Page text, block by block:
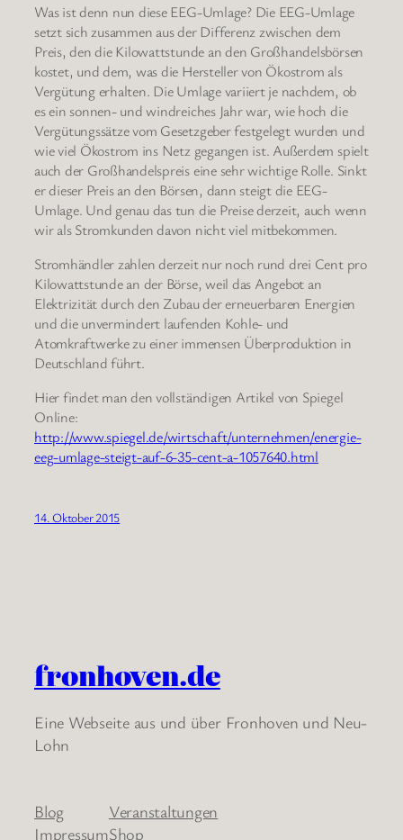
Was ist denn nun diese EEG-Umlage? Die EEG-Umlage
setzt sich zusammen aus der Differenz zwischen dem
Preis, den die Kilowattstunde an den Großhandelsbörsen
kostet, und dem, was die Hersteller von Ökostrom als
Vergütung erhalten. Die Umlage variiert je nachdem, ob
es ein sonnen- und windreiches Jahr war, wie hoch die
Vergütungssätze vom Gesetzgeber festgelegt wurden und
wie viel Ökostrom ins Netz gegangen ist. Außerdem spielt
auch der Großhandelspreis eine sehr wichtige Rolle. Sinkt
er dieser Preis an den Börsen, dann steigt die EEG-
Umlage. Und genau das tun die Preise derzeit, auch wenn
wir als Stromkunden davon nicht viel mitbekommen.
Stromhändler zahlen derzeit nur noch rund drei Cent pro
Kilowattstunde an der Börse, weil das Angebot an
Elektrizität durch den Zubau der erneuerbaren Energien
und die unvermindert laufenden Kohle- und
Atomkraftwerke zu einer immensen Überproduktion in
Deutschland führt.
Hier findet man den vollständigen Artikel von Spiegel
Online:
http://www.spiegel.de/wirtschaft/unternehmen/energie-
eeg-umlage-steigt-auf-6-35-cent-a-1057640.html
14. Oktober 2015
fronhoven.de
Eine Webseite aus und über Fronhoven und Neu-
Lohn
Blog
Impressum
Veranstaltungen
Shop